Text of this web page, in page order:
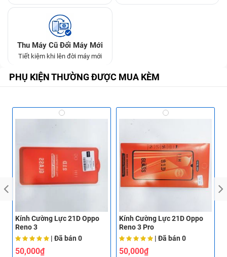
Thu Máy Cũ Đổi Máy Mới
Tiết kiệm khi lên đời máy mới
PHỤ KIỆN THƯỜNG ĐƯỢC MUA KÈM
Kính Cường Lực 21D Oppo
Reno 3
| Đã bán 0
50,000₫
Kính Cường Lực 21D Oppo
Reno 3 Pro
| Đã bán 0
50,000₫